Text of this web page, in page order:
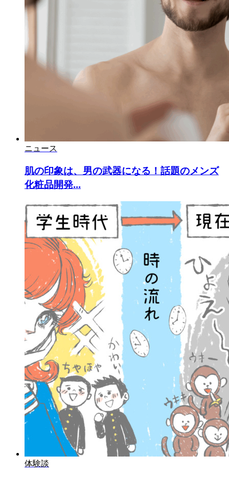
ニュース
肌の印象は、男の武器になる！話題のメンズ
化粧品開発...
体験談